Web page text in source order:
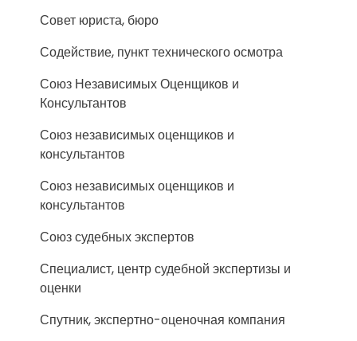
Совет юриста, бюро
Содействие, пункт технического осмотра
Союз Независимых Оценщиков и
Консультантов
Союз независимых оценщиков и
консультантов
Союз независимых оценщиков и
консультантов
Союз судебных экспертов
Специалист, центр судебной экспертизы и
оценки
Спутник, экспертно-оценочная компания